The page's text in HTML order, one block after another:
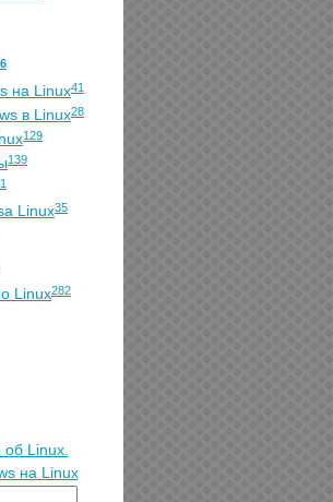
на Linux41
в Linux28
129
139
Linux35
Linux282
Linux.
на Linux